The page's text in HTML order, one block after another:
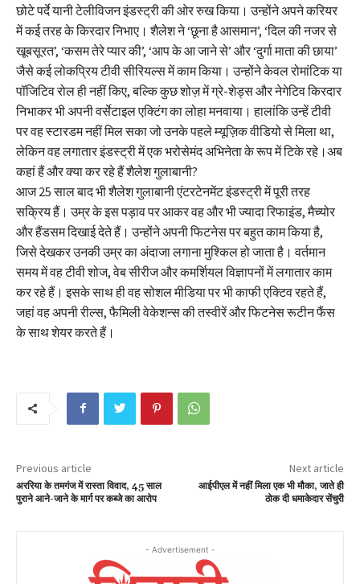
छोटे पर्दे यानी टेलीविजन इंडस्ट्री की ओर रुख किया। उन्होंने अपने करियर
में कई तरह के किरदार निभाए। शैलेश ने ‘छूना है आसमान’, ‘दिल की नजर से
खूबसूरत’, ‘कसम तेरे प्यार की’, ‘आप के आ जाने से’ और ‘दुर्गा माता की छाया’
जैसे कई लोकप्रिय टीवी सीरियल्स में काम किया। उन्होंने केवल रोमांटिक या
पॉजिटिव रोल ही नहीं किए, बल्कि कुछ शोज़ में ग्रे-शेड्स और नेगेटिव किरदार
निभाकर भी अपनी वर्सेटाइल एक्टिंग का लोहा मनवाया। हालांकि उन्हें टीवी
पर वह स्टारडम नहीं मिल सका जो उनके पहले म्यूज़िक वीडियो से मिला था,
लेकिन वह लगातार इंडस्ट्री में एक भरोसेमंद अभिनेता के रूप में टिके रहे।अब
कहां हैं और क्या कर रहे हैं शैलेश गुलाबानी?
आज 25 साल बाद भी शैलेश गुलाबानी एंटरटेनमेंट इंडस्ट्री में पूरी तरह
सक्रिय हैं। उम्र के इस पड़ाव पर आकर वह और भी ज्यादा रिफाइंड, मैच्योर
और हैंडसम दिखाई देते हैं। उन्होंने अपनी फिटनेस पर बहुत काम किया है,
जिसे देखकर उनकी उम्र का अंदाजा लगाना मुश्किल हो जाता है। वर्तमान
समय में वह टीवी शोज, वेब सीरीज और कमर्शियल विज्ञापनों में लगातार काम
कर रहे हैं। इसके साथ ही वह सोशल मीडिया पर भी काफी एक्टिव रहते हैं,
जहां वह अपनी रील्स, फैमिली वेकेशन्स की तस्वीरें और फिटनेस रूटीन फैंस
के साथ शेयर करते हैं।
Previous article
अररिया के तमगंज में रास्ता विवाद, 45 साल
पुराने आने-जाने के मार्ग पर कब्जे का आरोप
Next article
आईपीएल में नहीं मिला एक भी मौका, जाते ही
ठोक दी धमाकेदार सेंचुरी
- Advertisement -